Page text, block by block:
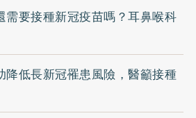
需要接種新冠疫苗嗎？耳鼻喉科
降低長新冠罹患風險，醫籲接種